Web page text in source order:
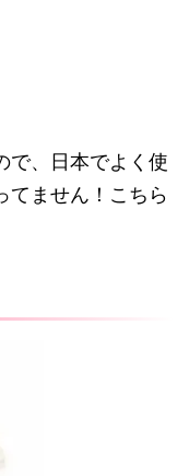
で、日本でよく使
てません！こちら